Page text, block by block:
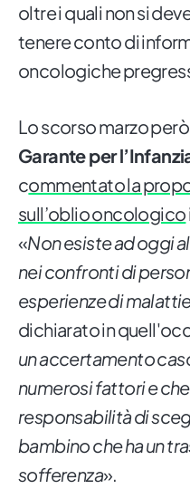
oltre i quali non si
tenere conto di
oncologiche
Lo scorso marzo
Garante per
commentato la
sull’oblio oncologico
«Non esiste ad oggi
nei confronti di
esperienze di
dichiarato in
un accertamento
numerosi fattori e
responsabilità di
bambino che ha un
sofferenza».